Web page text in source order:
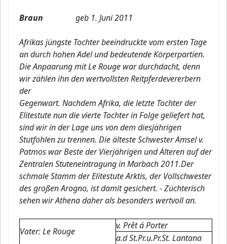
Braun geb 1. Juni 2011
Afrikas jüngste Tochter beeindruckte vom ersten Tage
an durch hohen Adel und bedeutende Körperpartien.
Die Anpaarung mit Le Rouge war durchdacht, denn
wir zählen ihn den wertvollsten Reitpferdevererbern
der
Gegenwart. Nachdem Afrika, die letzte Tochter der
Elitestute nun die vierte Tochter in Folge geliefert hat,
sind wir in der Lage uns von dem diesjährigen
Stutfohlen zu trennen. Die älteste Schwester Amsel v.
Patmos war Beste der Vierjährigen und Älteren auf der
Zentralen Stuteneintragung in Marbach 2011.Der
schmale Stamm der Elitestute Arktis, der Vollschwester
des großen Arogno, ist damit gesichert. - Züchterisch
sehen wir Athena daher als besonders wertvoll an.
Vater: Le Rouge
v. Prêt á Porter
a.d St.Pr.u.Pr.St. Lantana